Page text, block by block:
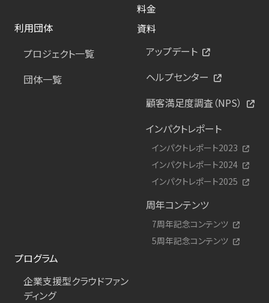
料金
利用団体
プロジェクト一覧
団体一覧
資料
アップデート
ヘルプセンター
顧客満足度調査（NPS）
インパクトレポート
インパクトレポート2023
インパクトレポート2024
インパクトレポート2025
周年コンテンツ
7周年記念コンテンツ
5周年記念コンテンツ
プログラム
企業支援型クラウドファン
ディング